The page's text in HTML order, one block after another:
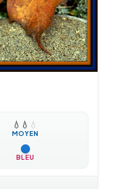
💧 💧 💧
MOYEN
BLEU